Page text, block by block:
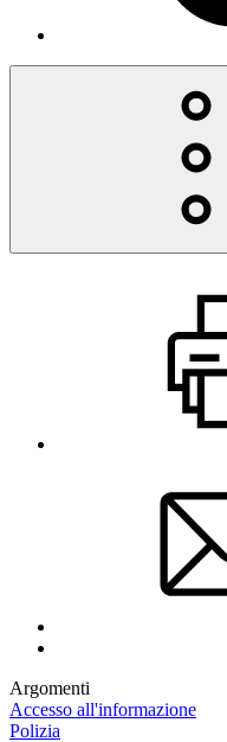
Argomenti
Accesso all'informazione
Polizia